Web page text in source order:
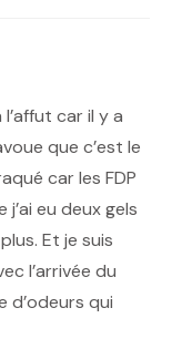
car il y a
que c’est le
car les FDP
eu deux gels
Et je suis
l’arrivée du
d’odeurs qui